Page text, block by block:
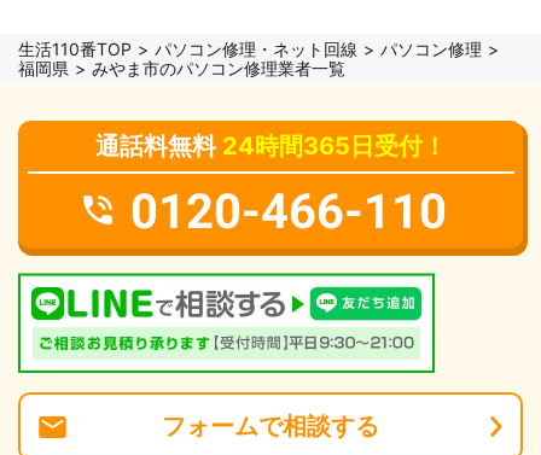
生活110番TOP パソコン修理・ネット回線
パソコン修理
福岡県
みやま市のパソコン修理業者一覧
通話料無料 24時間365日受付！
0120-466-110
フォームで相談する